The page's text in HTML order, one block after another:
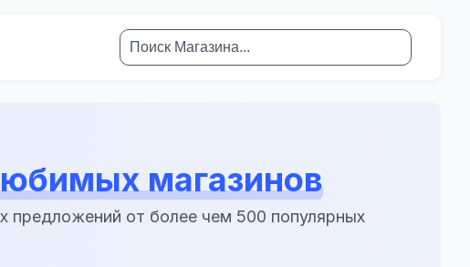
магазинов
предложений от более чем 500 популярных